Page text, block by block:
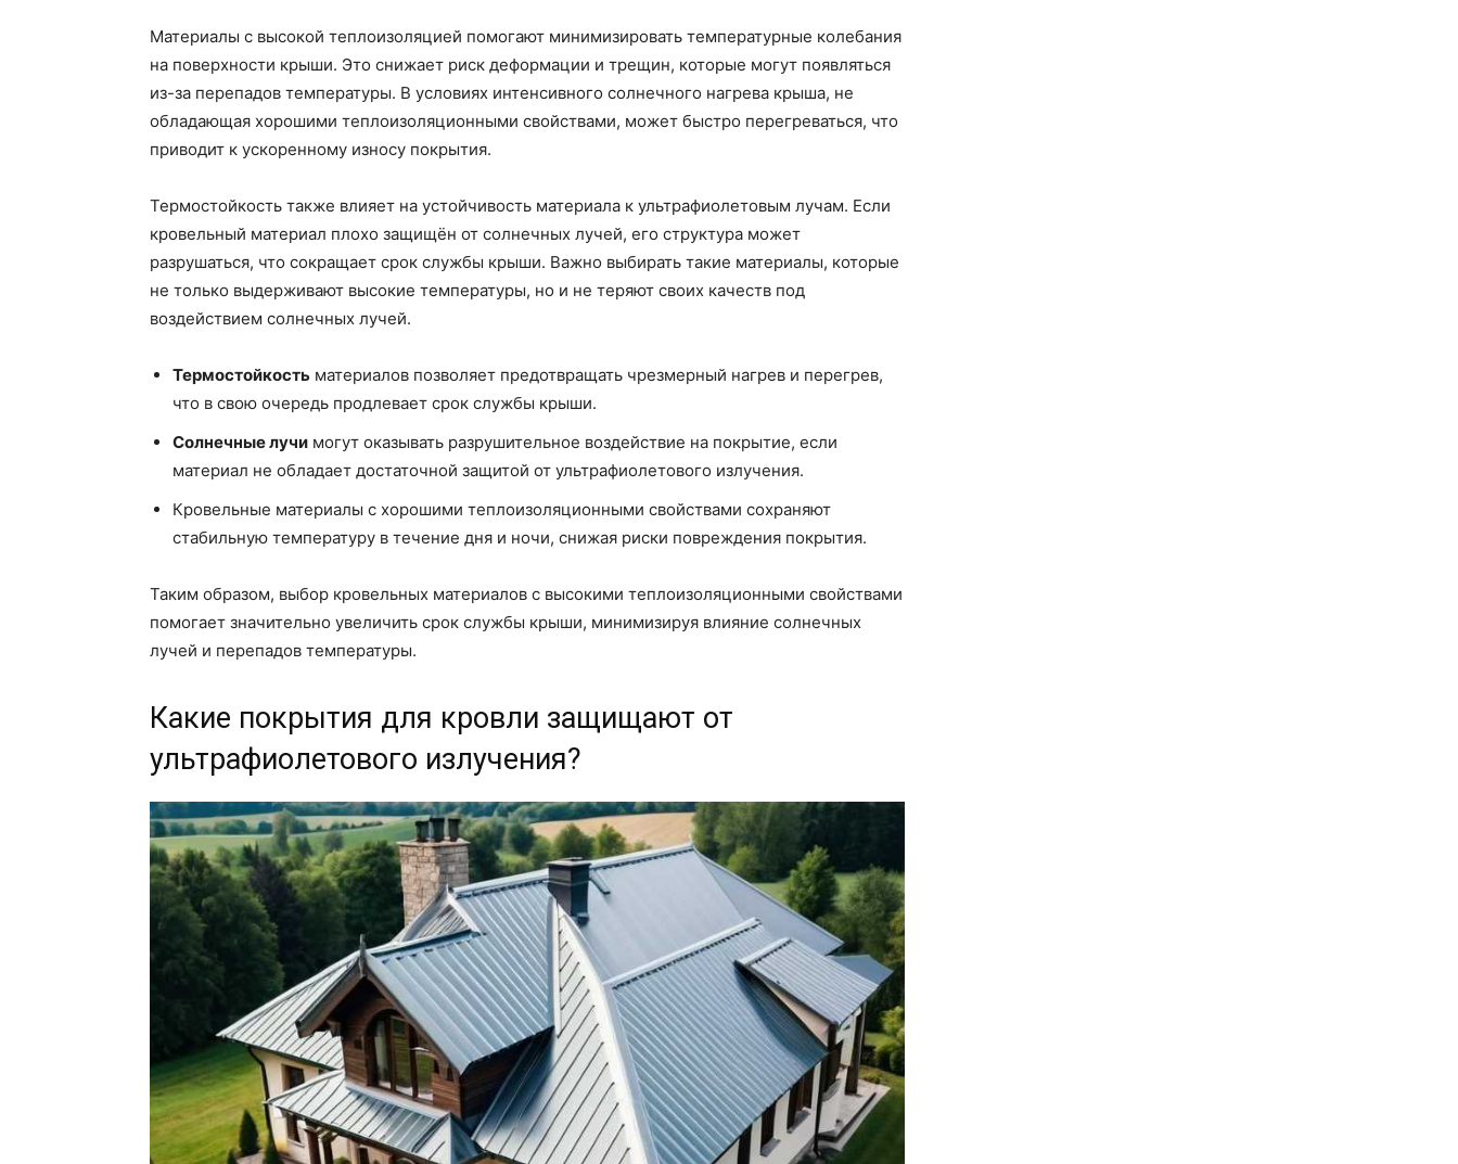
Материалы с высокой теплоизоляцией помогают минимизировать температурные колебания
на поверхности крыши. Это снижает риск деформации и трещин, которые могут появляться
из-за перепадов температуры. В условиях интенсивного солнечного нагрева крыша, не
обладающая хорошими теплоизоляционными свойствами, может быстро перегреваться, что
приводит к ускоренному износу покрытия.
Термостойкость также влияет на устойчивость материала к ультрафиолетовым лучам. Если
кровельный материал плохо защищён от солнечных лучей, его структура может
разрушаться, что сокращает срок службы крыши. Важно выбирать такие материалы, которые
не только выдерживают высокие температуры, но и не теряют своих качеств под
воздействием солнечных лучей.
Термостойкость материалов позволяет предотвращать чрезмерный нагрев и перегрев,
что в свою очередь продлевает срок службы крыши.
Солнечные лучи могут оказывать разрушительное воздействие на покрытие, если
материал не обладает достаточной защитой от ультрафиолетового излучения.
Кровельные материалы с хорошими теплоизоляционными свойствами сохраняют
стабильную температуру в течение дня и ночи, снижая риски повреждения покрытия.
Таким образом, выбор кровельных материалов с высокими теплоизоляционными свойствами
помогает значительно увеличить срок службы крыши, минимизируя влияние солнечных
лучей и перепадов температуры.
Какие покрытия для кровли защищают от
ультрафиолетового излучения?